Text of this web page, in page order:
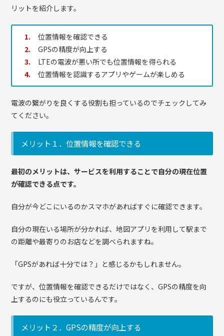
リットを紹介します。
位置情報を確認できる
GPSの精度が向上する
LTEの電波が悪い所でも位置情報を得られる
位置情報を認識するアプリやゲームが楽しめる
電波の繋がりを良くする役割も担っているのでチェックしてみ
てください。
メリット１．位置情報を確認できる
最初のメリットは、サービスを利用することで自分の現在位置
が確認できる点です。
自分が今どこにいるのかスマホがあればすぐに確認できます。
自分の現在いる場所が分かれば、地図アプリを利用して駅まで
の距離や最寄りのお店などを調べられますね。
「GPSがあれば十分では？」と感じるかもしれません。
ですが、位置情報を確認できるだけではなく、GPSの精度を向
上するのにも役立っているんです。
メリット２．GPSの精度が向上する